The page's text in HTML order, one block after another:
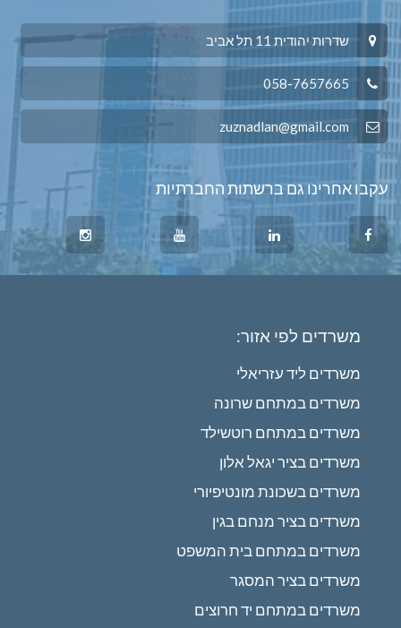
שדרות יהודית 11 תל אביב
עקבו אחרינו גם ברשתות החברתיות
משרדים לפי אזור:
משרדים ליד עזריאלי
משרדים במתחם שרונה
משרדים במתחם רוטשילד
משרדים בציר יגאל אלון
משרדים בשכונת מונטיפיורי
משרדים בציר מנחם בגין
משרדים במתחם בית המשפט
משרדים בציר המסגר
משרדים במתחם יד חרוצים